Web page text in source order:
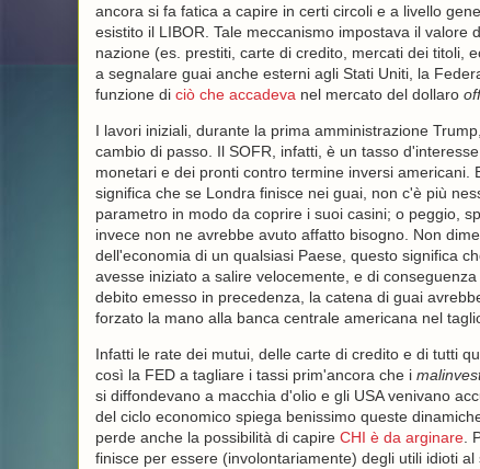
ancora si fa fatica a capire in certi circoli e a livello
esistito il LIBOR. Tale meccanismo impostava il
nazione (es. prestiti, carte di credito, mercati dei titoli,
a segnalare guai anche esterni agli Stati Uniti, la
funzione di ciò che accadeva nel mercato del dollaro
I lavori iniziali, durante la prima amministrazione
cambio di passo. Il SOFR, infatti, è un tasso
monetari e dei pronti contro termine inversi
significa che se Londra finisce nei guai, non c'è più
parametro in modo da coprire i suoi casini; o peggio,
invece non ne avrebbe avuto affatto bisogno. Non
dell'economia di un qualsiasi Paese, questo significa
avesse iniziato a salire velocemente, e di
debito emesso in precedenza, la catena di guai
forzato la mano alla banca centrale americana nel
Infatti le rate dei mutui, delle carte di credito e di tutti
così la FED a tagliare i tassi prim'ancora che i
si diffondevano a macchia d'olio e gli USA venivano
del ciclo economico spiega benissimo queste
perde anche la possibilità di capire CHI è da arginare.
finisce per essere (involontariamente) degli utili idioti al